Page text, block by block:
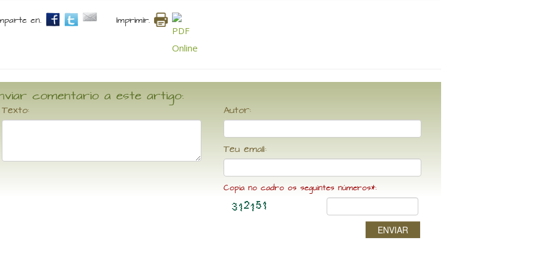
en. Imprimir.
comentario a este artigo:
Texto: Autor:
Teu email:
Copia no cadro os seguintes números*:
ENVIAR